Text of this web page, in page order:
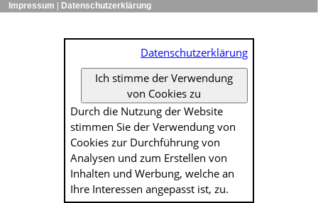
Impressum
Datenschutzerklärung
Datenschutzerklärung
Ich stimme der Verwendung
von Cookies zu
Durch die Nutzung der Website
stimmen Sie der Verwendung von
Cookies zur Durch­führung von
Analysen und zum Erstellen von
Inhalten und Werbung, welche an
Ihre Interessen angepasst ist, zu.